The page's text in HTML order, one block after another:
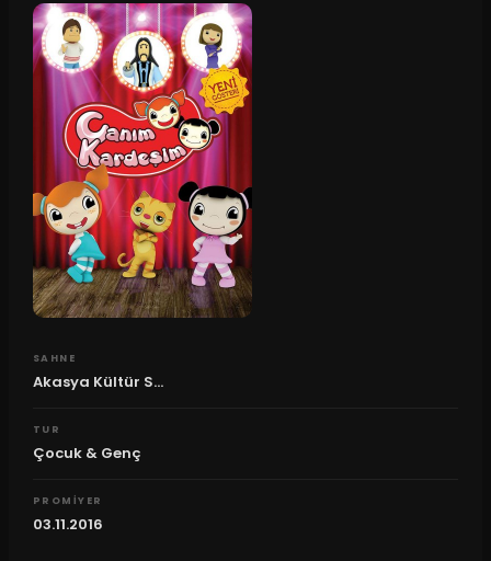
SAHNE
Akasya Kültür S...
TUR
Çocuk & Genç
PROMIYER
03.11.2016